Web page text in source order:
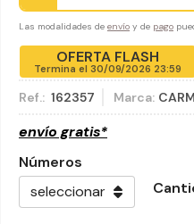
Las modalidades de envío y de pago
OFERTA FLASH
Termina el 30/09/2026 23:59
Ref.: 162357 Marca:
envío gratis*
Números